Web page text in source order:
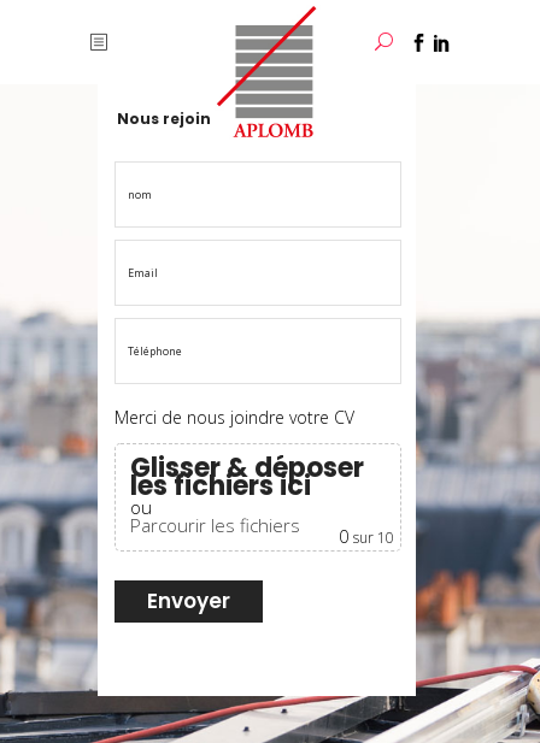
Nous rejoindre
Merci de nous joindre votre CV
Glisser & déposer
les fichiers ici
ou
Parcourir les fichiers 0 sur 10